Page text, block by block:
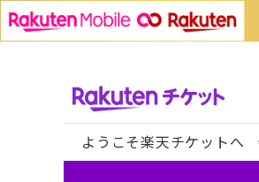
ようこそ楽天チケットへ